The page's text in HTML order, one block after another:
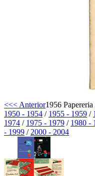
<<< Anterior
1950 - 1954 / 1955 - 1959 /
1974 / 1975 - 1979 / 1980 -
- 1999 / 2000 - 2004
1956 Papereria